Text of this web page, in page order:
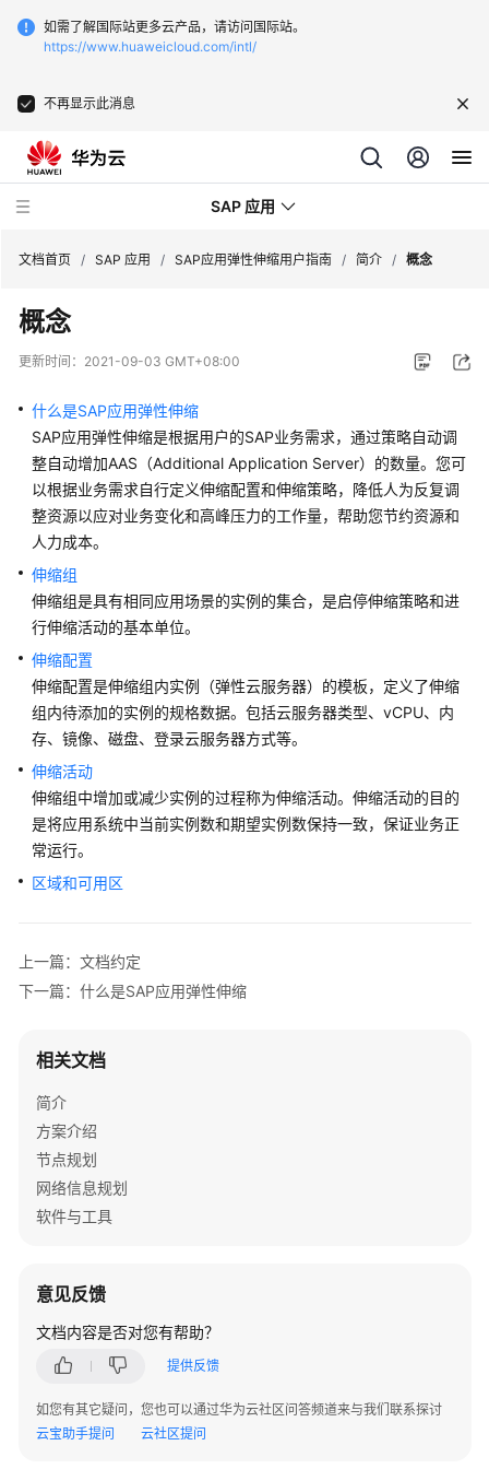
如需了解国际站更多云产品，请访问国际站。
https://www.huaweicloud.com/intl/
不再显示此消息
SAP 应用
SAP
Business
用
户
指
南
SAP
应
用
弹
性
缩
用
户
指
南
简
文
定
应
弹
缩
缩
组
文档首页 / SAP 应用 / SAP应用弹性伸缩用户指南 / 简介 / 概念
概念
更新时间： 2021-09-03 GMT+08:00
什么是SAP应用弹性伸缩
SAP应用弹性伸缩是根据用户的SAP业务需求，通过策略自动调
整自动增加AAS（Additional Application Server）的数量。您可
以根据业务需求自行定义伸缩配置和伸缩策略，降低人为反复调
整资源以应对业务变化和高峰压力的工作量，帮助您节约资源和
人力成本。
伸缩组
伸缩组是具有相同应用场景的实例的集合，是启停伸缩策略和进
行伸缩活动的基本单位。
伸缩配置
伸缩配置是伸缩组内实例（弹性云服务器）的模板，定义了伸缩
组内待添加的实例的规格数据。包括云服务器类型、vCPU、内
存、镜像、磁盘、登录云服务器方式等。
伸缩活动
伸缩组中增加或减少实例的过程称为伸缩活动。伸缩活动的目的
是将应用系统中当前实例数和期望实例数保持一致，保证业务正
常运行。
区域和可用区
上一篇：文档约定
下一篇：什么是SAP应用弹性伸缩
相关文档
简介
方案介绍
节点规划
网络信息规划
软件与工具
意见反馈
文档内容是否对您有帮助？
提供反馈
如您有其它疑问，您也可以通过华为云社区问答频道来与我们联系探讨
云宝助手提问
云社区提问